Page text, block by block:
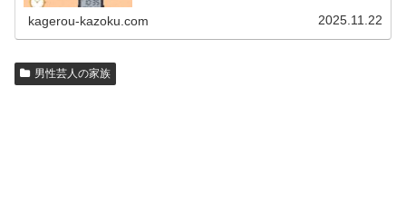
kagerou-kazoku.com 2025.11.22
男性芸人の家族